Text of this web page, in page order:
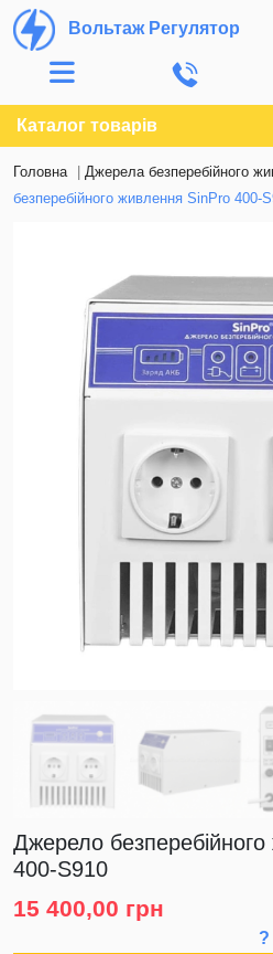
Вольтаж Регулятор
Каталог товарів
Головна Джерела безперебійного
безперебійного живлення SinPro 400-
Джерело
400-S910
15 400,00 грн
?